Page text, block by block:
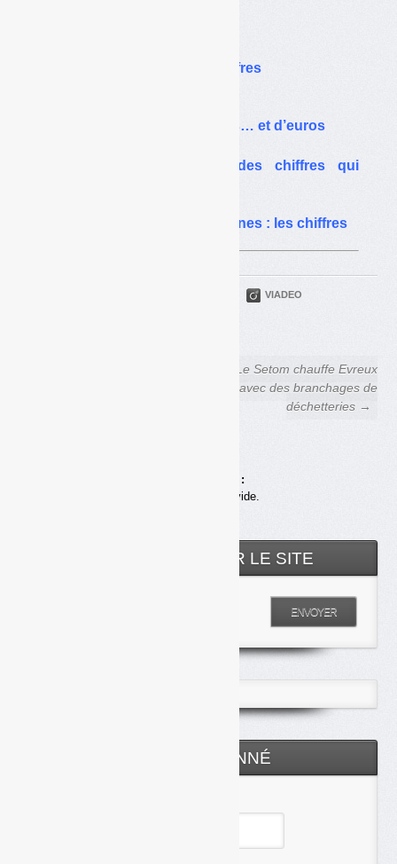
Zero Waste torture les chiffres
guerre de mots, de chiffres… et d’euros
Tarification incitative : des chiffres qui
Incinération et particules fines : les chiffres
VIADEO
Le Setom chauffe Evreux
avec des branchages de
déchetteries →
Achats en ligne :
Votre panier est vide.
RECHERCHER SUR LE SITE
ENVOYER
ESPACE ABONNÉ